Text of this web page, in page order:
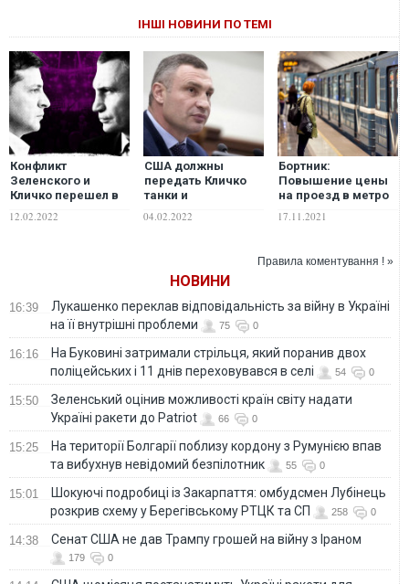
ІНШІ НОВИНИ ПО ТЕМІ
Конфликт
Зеленского и
Кличко перешел в
выигрывает
12.02.2022
США должны
передать Кличко
танки и
военной операции
04.02.2022
Бортник:
Повышение цены
на проезд в метро
экономит, а не
инфляции во всем
17.11.2021
Правила коментування ! »
НОВИНИ
16:39
Лукашенко переклав відповідальність за війну в Україні
на її внутрішні проблеми
75 0
16:16
На Буковині затримали стрільця, який поранив двох
поліцейських і 11 днів переховувався в селі
54 0
15:50
Зеленський оцінив можливості країн світу надати
Україні ракети до Patriot
66 0
15:25
На території Болгарії поблизу кордону з Румунією впав
та вибухнув невідомий безпілотник
55 0
15:01
Шокуючі подробиці із Закарпаття: омбудсмен Лубінець
розкрив схему у Берегівському РТЦК та СП
258 0
14:38 Сенат США не дав Трампу грошей на війну з Іраном
179 0